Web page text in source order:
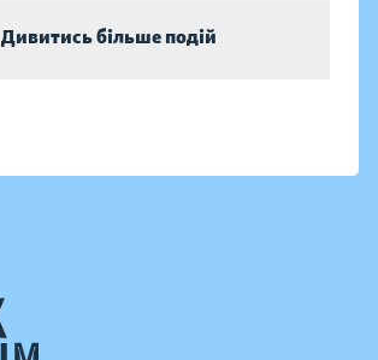
Дивитись більше подій